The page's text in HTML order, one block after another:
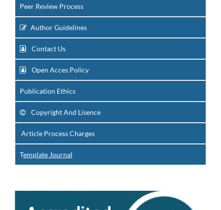
Peer Review Process
Author Guidelines
Contact Us
Open Acces Policy
Publication Ethics
Copyright And Lisence
Article Process Charges
Template Journal